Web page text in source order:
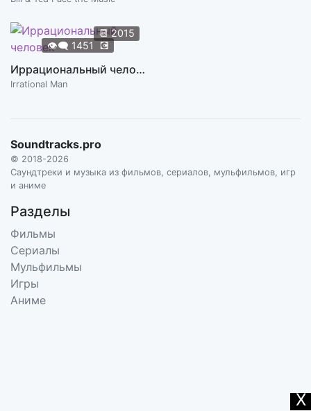
📆2015
👁️‍🗨️ 1451 💽
Иррациональный человек
Irrational Man
Soundtracks.pro
© 2018-2026
Саундтреки и музыка из фильмов, сериалов, мульфильмов, игр
и аниме
Разделы
Фильмы
Сериалы
Мульфильмы
Игры
Аниме
X